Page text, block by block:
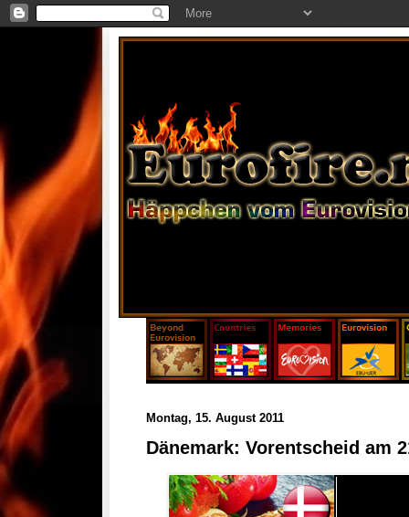
Montag, 15. August 2011
Dänemark: Vorentscheid am